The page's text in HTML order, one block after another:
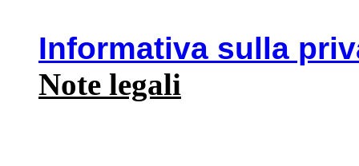
Informativa sulla
Note legali